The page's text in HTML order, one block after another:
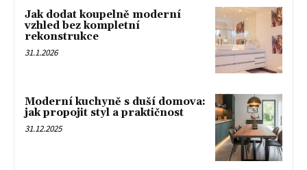
Jak dodat koupelně moderní
vzhled bez kompletní
rekonstrukce
31.1.2026
Moderní kuchyně s duší domova:
jak propojit styl a praktičnost
31.12.2025